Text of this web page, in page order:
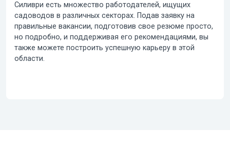
Силиври есть множество работодателей, ищущих
садоводов в различных секторах. Подав заявку на
правильные вакансии, подготовив свое резюме просто,
но подробно, и поддерживая его рекомендациями, вы
также можете построить успешную карьеру в этой
области.